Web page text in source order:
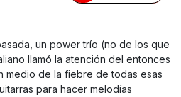
un power trío (no de los que
llamó la atención del entonces
medio de la fiebre de todas esas
para hacer melodías